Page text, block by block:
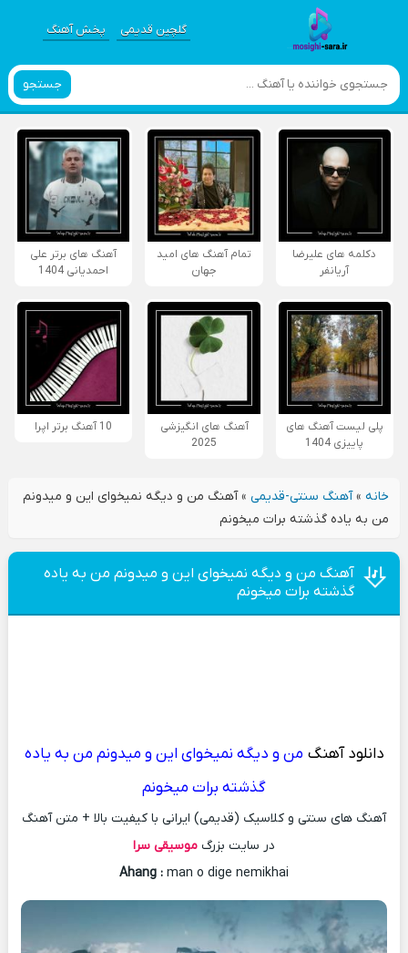
گلچین قدیمی پخش آهنگ
جستجو
دکلمه های علیرضا
آریانفر
تمام آهنگ های امید
جهان
آهنگ های برتر علی
احمدیانی 1404
پلی لیست آهنگ های
پاییزی 1404
آهنگ های انگیزشی
2025
10 آهنگ برتر اپرا
خانه»آهنگ سنتی-قدیمی»آهنگ من و دیگه نمیخوای این و میدونم
من بە یاده گذشته برات میخونم
آهنگ من و دیگه نمیخوای این و میدونم من بە یاده
گذشته برات میخونم
دانلود آهنگ من و دیگه نمیخوای این و میدونم من بە یاده
گذشته برات میخونم
آهنگ های سنتی و کلاسیک (قدیمی) ایرانی با کیفیت بالا + متن آهنگ
در سایت بزرگ موسیقی سرا
Ahang : man o dige nemikhai